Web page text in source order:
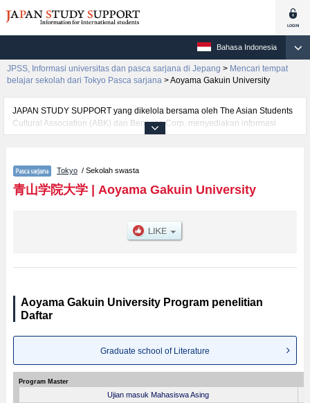
Bahasa Indonesia
JPSS, Informasi universitas dan pasca sarjana di Jepang > Mencari tempat
belajar sekolah dari Tokyo Pasca sarjana >Aoyama Gakuin University
JAPAN STUDY SUPPORT yang dikelola bersama oleh The Asian Students
Cultural Association (ABK) dan Benesse Corp. menyediakan informasi
sekitar 1300 universitas, pascasarjana, universitas yunior, akademi
informasi per jurusan riset seperti %% research %%, serta berbagai
informasi yang berguna bagi mahasiswa(i) mancanegara seperti kuota
untuk jumlah pendaftar dan jumlah kelulusan ujian masuk mahasiswa(i)
jalan, dan lainnya. Silakan memanfaatkannya.
Tokyo / Sekolah swasta
青山学院大学| Aoyama Gakuin University
Aoyama Gakuin University Program penelitian
Daftar
Graduate school of Literature
Program Master
Ujian masuk Mahasiswa Asing